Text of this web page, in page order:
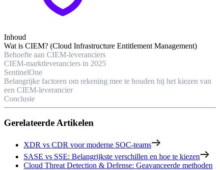
Inhoud
Wat is CIEM? (Cloud Infrastructure Entitlement Management)
Behoefte aan CIEM-leveranciers
CIEM-marktleveranciers in 2025
SentinelOne
Belangrijke factoren om rekening mee te houden bij het kiezen van
een CIEM-leverancier
Conclusie
Gerelateerde Artikelen
XDR vs CDR voor moderne SOC-teams
SASE vs SSE: Belangrijkste verschillen en hoe te kiezen
Cloud Threat Detection & Defense: Geavanceerde methoden